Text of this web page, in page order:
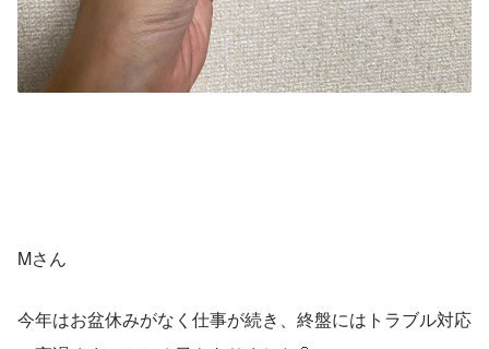
Mさん
今年はお盆休みがなく仕事が続き、終盤にはトラブル対応